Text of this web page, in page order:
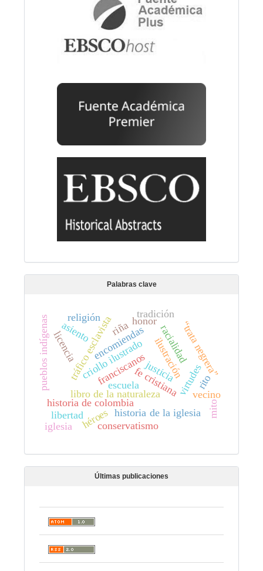
Palabras clave
ilustración
criollo ilustrado
fe cristianavirtudes
libro de la naturaleza
tráfico esclavista “trata negrera”
asiento
licencia
historia de colombia
franciscanos
pueblos indígenas
historia de la iglesia
encomiendas
vecino
racialidad
justicia
honor
riña
héroes
escuela
religión
rito
mito
tradición
libertad
conservatismo
iglesia
Últimas publicaciones